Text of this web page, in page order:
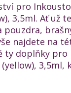
pro
3,5ml. Ať už
najdete na
ty doplňky pro
(yellow), 3,5ml,